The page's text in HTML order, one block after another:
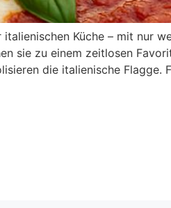
Küche – mit nur
sie zu einem zeitlosen
die italienische Flagge.